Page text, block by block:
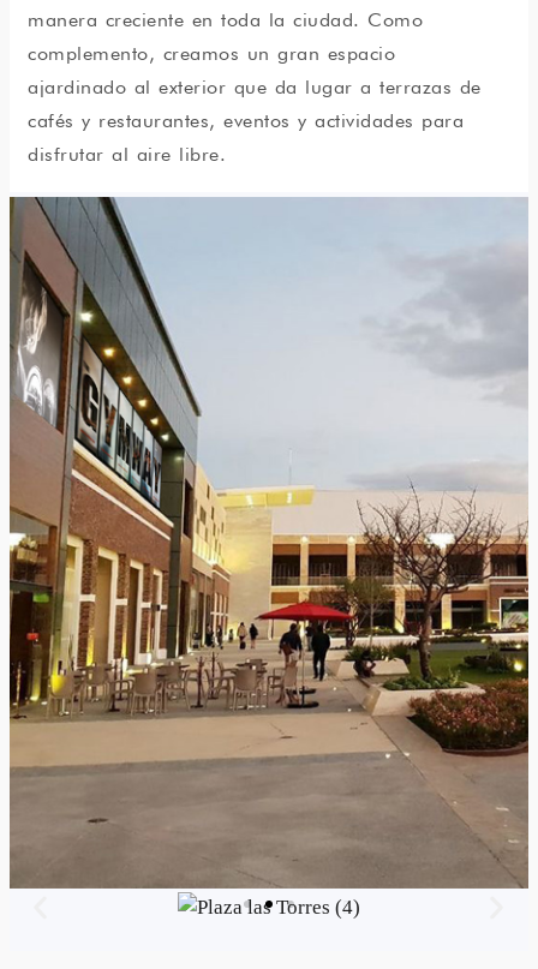
manera creciente en toda la ciudad. Como
complemento, creamos un gran espacio
ajardinado al exterior que da lugar a terrazas de
cafés y restaurantes, eventos y actividades para
disfrutar al aire libre.